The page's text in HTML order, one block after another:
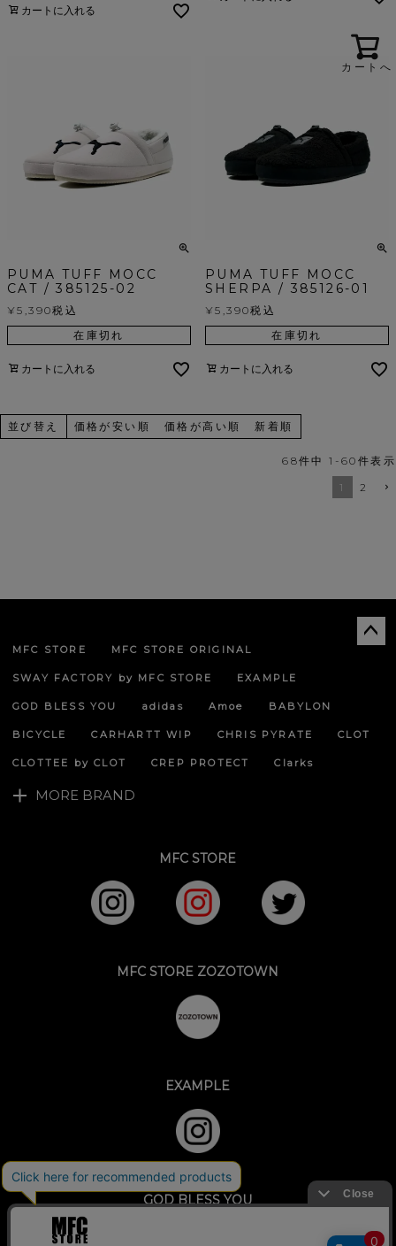
カートに入れる
PUMA TUFF MOCC
CAT / 385125-02
¥5,390税込
在庫切れ
カートに入れる
PUMA TUFF MOCC
SHERPA / 385126-01
¥5,390税込
在庫切れ
カートに入れる
並び替え 価格が安い順 価格が高い順 新着順
68件中 1 - 60 件表示
1
2
カートへ
MFC STORE MFC STORE ORIGINAL
SWAY FACTORY by MFC STORE EXAMPLE
GOD BLESS YOU adidas Amoe BABYLON
BICYCLE CARHARTT WIP CHRIS PYRATE CLOT
CLOTTEE by CLOT CREP PROTECT Clarks
MORE BRAND
MFC STORE
MFC STORE ZOZOTOWN
EXAMPLE
GOD BLESS YOU